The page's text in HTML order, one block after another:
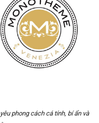
phong cách cá tính, bí ẩn và